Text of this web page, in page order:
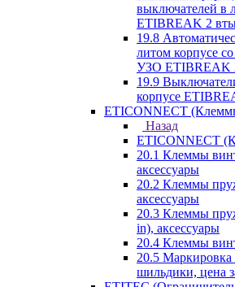
выключателей в
ETIBREAK 2
19.8
литом корпусе
УЗО ETIBREAK
19.9
корпусе
ETICONNECT
Назад
ETICONNECT
20.1 Клеммы
аксессуары
20.2 Клеммы
аксессуары
20.3 Клеммы
in), аксессуары
20.4 Клеммы
20.5 Маркировка
шильдики, цена